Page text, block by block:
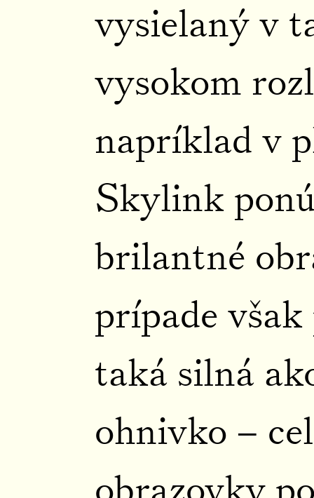
vysielaný v
vysokom
napríklad v
Skylink
brilantné
prípade
taká silná
ohnivko –